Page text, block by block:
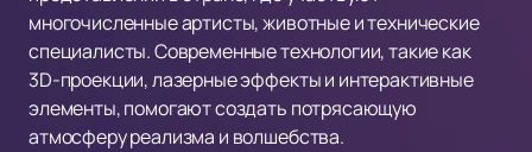
многочисленные артисты, животные и технические
специалисты. Современные технологии, такие как
3D-проекции, лазерные эффекты и интерактивные
элементы, помогают создать потрясающую
атмосферу реализма и волшебства.